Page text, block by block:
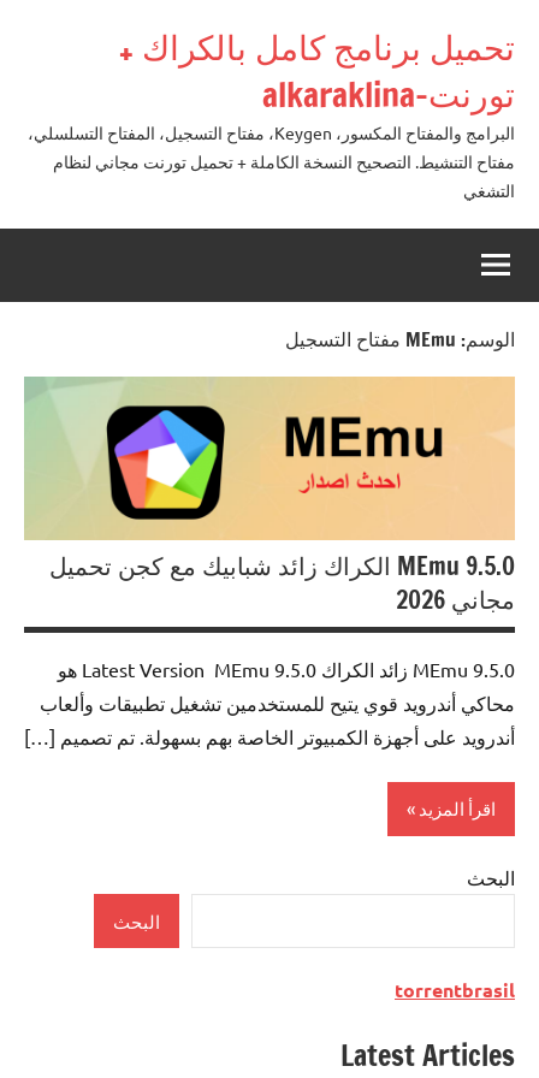
تحميل برنامج كامل بالكراك +
تورنت-alkaraklina
البرامج والمفتاح المكسور، Keygen، مفتاح التسجيل، المفتاح التسلسلي،
مفتاح التنشيط. التصحيح النسخة الكاملة + تحميل تورنت مجاني لنظام
التشغي
الوسم: MEmu مفتاح التسجيل
MEmu 9.5.0 الكراك زائد شبابيك مع كجن تحميل
مجاني 2026
MEmu 9.5.0 زائد الكراك Latest Version MEmu 9.5.0 هو
محاكي أندرويد قوي يتيح للمستخدمين تشغيل تطبيقات وألعاب
أندرويد على أجهزة الكمبيوتر الخاصة بهم بسهولة. تم تصميم […]
اقرأ المزيد
System
البحث
البحث
torrentbrasil
Latest Articles